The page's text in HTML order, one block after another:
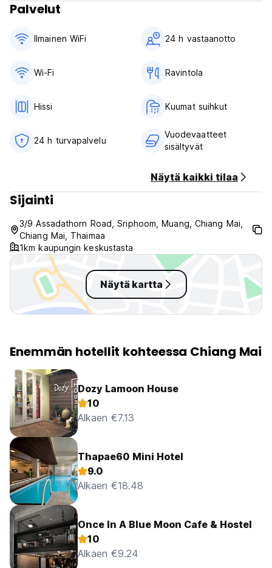
Palvelut
Ilmainen WiFi 24 h vastaanotto
Wi-Fi Ravintola
Hissi Kuumat suihkut
24 h turvapalvelu
Vuodevaatteet
sisältyvät
Näytä kaikki tilaa
Sijainti
3/9 Assadathorn Road, Sriphoom, Muang, Chiang Mai,
Chiang Mai, Thaimaa
1km kaupungin keskustasta
Näytä kartta
Enemmän hotellit kohteessa Chiang Mai
Dozy Lamoon House
10
Alkaen €7.13
Thapae60 Mini Hotel
9.0
Alkaen €18.48
Once In A Blue Moon Cafe & Hostel
10
Alkaen €9.24